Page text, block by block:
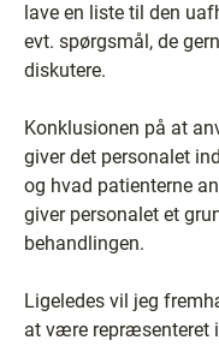
lave en liste til den
evt. spørgsmål, de
diskutere.
Konklusionen på at
giver det personalet
og hvad patienterne
giver personalet et
behandlingen.
Ligeledes vil jeg
at være repræsenteret